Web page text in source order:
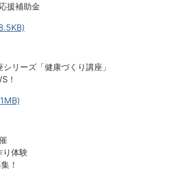
援補助金
リーズ「健康づくり講座」
！
り体験
！